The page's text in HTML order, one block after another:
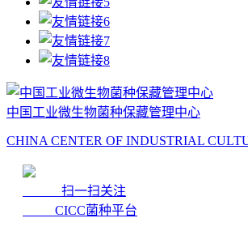
中国工业微生物菌种保藏管理中心
CHINA CENTER OF INDUSTRIAL
扫一扫关注
CICC菌种平台